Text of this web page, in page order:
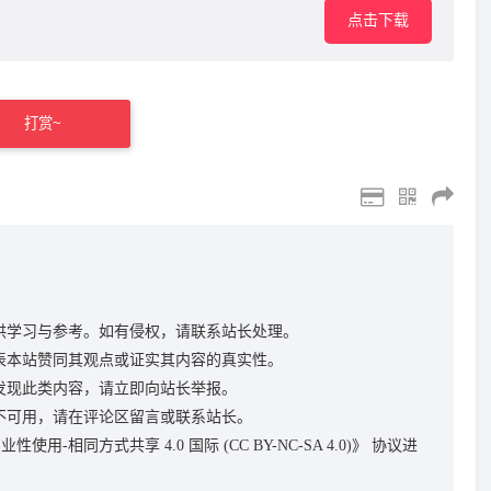
点击下载
打赏~
习与参考。如有侵权，请联系站长处理。
站赞同其观点或证实其内容的真实性。
此类内容，请立即向站长举报。
用，请在评论区留言或联系站长。
性使用-相同方式共享 4.0 国际 (CC BY-NC-SA 4.0)》
协议进